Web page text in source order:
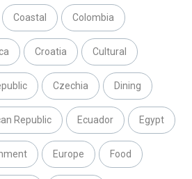
Coastal Colombia
Croatia Cultural
Czechia Dining
Republic Ecuador Egypt
Europe Food